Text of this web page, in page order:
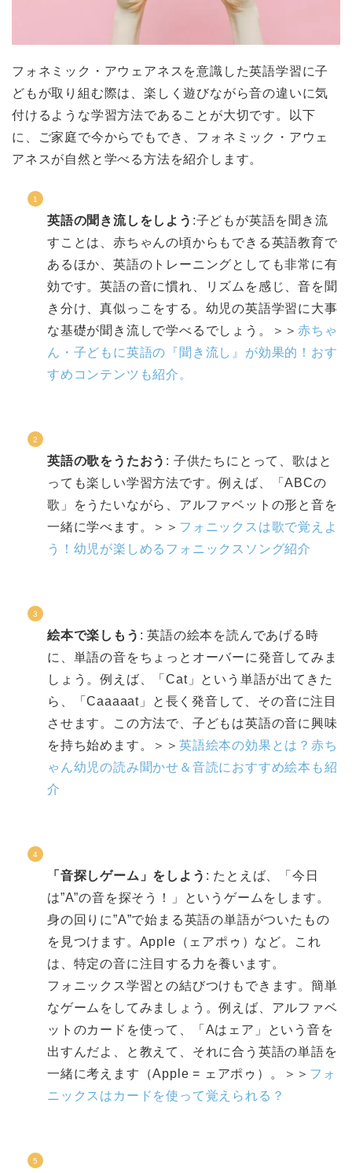
フォネミック・アウェアネスを意識した英語学習に子
どもが取り組む際は、楽しく遊びながら音の違いに気
付けるような学習方法であることが大切です。以下
に、ご家庭で今からでもでき、フォネミック・アウェ
アネスが自然と学べる方法を紹介します。
英語の聞き流しをしよう :子どもが英語を聞き流
すことは、赤ちゃんの頃からもできる英語教育で
あるほか、英語のトレーニングとしても非常に有
効です。英語の音に慣れ、リズムを感じ、音を聞
き分け、真似っこをする。幼児の英語学習に大事
な基礎が聞き流しで学べるでしょう。＞＞赤ちゃ
ん・子どもに英語の『聞き流し』が効果的！おす
すめコンテンツも紹介。
英語の歌をうたおう : 子供たちにとって、歌はと
っても楽しい学習方法です。例えば、「ABCの
歌」をうたいながら、アルファベットの形と音を
一緒に学べます。＞＞ フォニックスは歌で覚えよ
う！幼児が楽しめるフォニックスソング紹介
絵本で楽しもう : 英語の絵本を読んであげる時
に、単語の音をちょっとオーバーに発音してみま
しょう。例えば、「Cat」という単語が出てきた
ら、「Caaaaat」と長く発音して、その音に注目
させます。この方法で、子どもは英語の音に興味
を持ち始めます。＞＞ 英語絵本の効果とは？赤ち
ゃん幼児の読み聞かせ＆音読におすすめ絵本も紹
介
「音探しゲーム」をしよう : たとえば、「今日
は”A”の音を探そう！」というゲームをします。
身の回りに”A”で始まる英語の単語がついたもの
を見つけます。Apple（ェアポゥ）など。これ
は、特定の音に注目する力を養います。
フォニックス学習との結びつけもできます。簡単
なゲームをしてみましょう。例えば、アルファベ
ットのカードを使って、「Aはェア」という音を
出すんだよ、と教えて、それに合う英語の単語を
一緒に考えます（Apple = ェアポゥ）。＞＞ フォ
ニックスはカードを使って覚えられる？